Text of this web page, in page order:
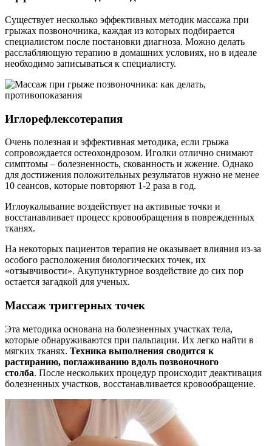
Существует несколько эффективных методик массажа при
грыжах позвоночника, каждая из которых подбирается
специалистом после постановки диагноза. Можно делать
расслабляющую терапию в домашних условиях, но в идеале
необходимо записываться к специалисту.
Иглорефлексотерапия
Очень полезная и эффективная методика, если грыжа
сопровождается остеохондрозом. Иголки отлично снимают
симптомы – болезненность, скованность и жжение. Однако
для достижения положительных результатов нужно не менее
10 сеансов, которые повторяют 1-2 раза в год.
Иглоукалывание воздействует на активные точки и
восстанавливает процесс кровообращения в поврежденных
тканях.
На некоторых пациентов терапия не оказывает влияния из-за
особого расположения биологических точек, их
«отзывчивости». Акупунктурное воздействие до сих пор
остается загадкой для ученых.
Массаж триггерных точек
Эта методика основана на болезненных участках тела,
которые обнаруживаются при пальпации. Их легко найти в
мягких тканях. Техника выполнения сводится к
растиранию, поглаживанию вдоль позвоночного
столба. После нескольких процедур происходит деактивация
болезненных участков, восстанавливается кровообращение.